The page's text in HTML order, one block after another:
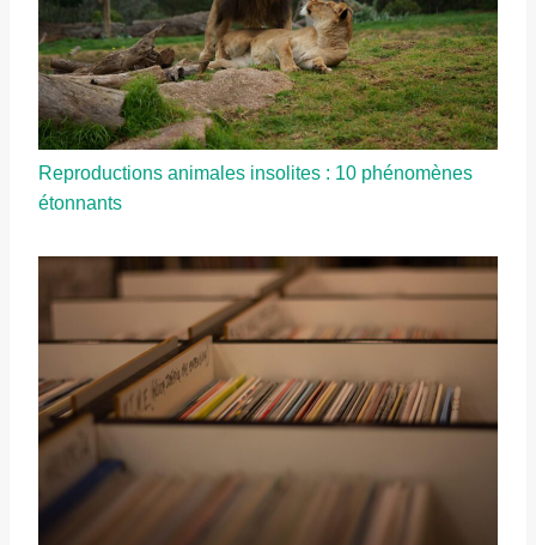
Reproductions animales insolites : 10 phénomènes
étonnants